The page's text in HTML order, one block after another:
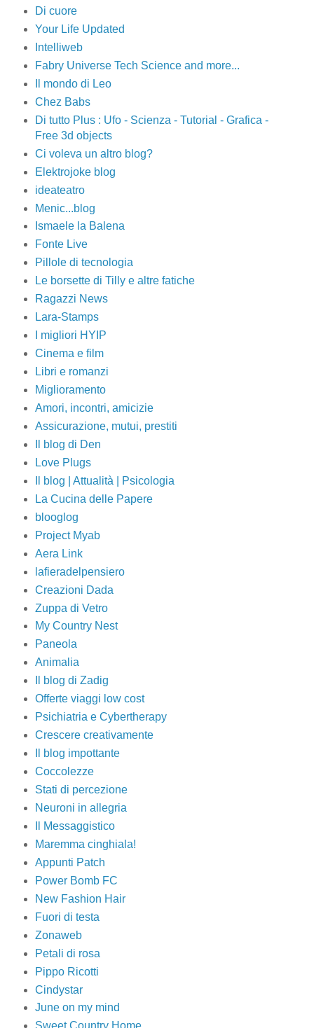
Di cuore
Your Life Updated
Intelliweb
Fabry Universe Tech Science and more...
Il mondo di Leo
Chez Babs
Di tutto Plus : Ufo - Scienza - Tutorial - Grafica -
Free 3d objects
Ci voleva un altro blog?
Elektrojoke blog
ideateatro
Menic...blog
Ismaele la Balena
Fonte Live
Pillole di tecnologia
Le borsette di Tilly e altre fatiche
Ragazzi News
Lara-Stamps
I migliori HYIP
Cinema e film
Libri e romanzi
Miglioramento
Amori, incontri, amicizie
Assicurazione, mutui, prestiti
Il blog di Den
Love Plugs
Il blog | Attualità | Psicologia
La Cucina delle Papere
blooglog
Project Myab
Aera Link
lafieradelpensiero
Creazioni Dada
Zuppa di Vetro
My Country Nest
Paneola
Animalia
Il blog di Zadig
Offerte viaggi low cost
Psichiatria e Cybertherapy
Crescere creativamente
Il blog impottante
Coccolezze
Stati di percezione
Neuroni in allegria
Il Messaggistico
Maremma cinghiala!
Appunti Patch
Power Bomb FC
New Fashion Hair
Fuori di testa
Zonaweb
Petali di rosa
Pippo Ricotti
Cindystar
June on my mind